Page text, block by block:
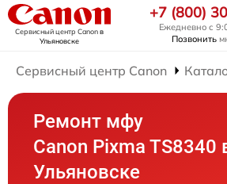
Сервисный центр Canonв
Ульяновске
+7 (800)
Ежедневно с
Позвонить
Сервисный центр Canon
Ремонт мфу
Canon Pixma TS8340
Ульяновске